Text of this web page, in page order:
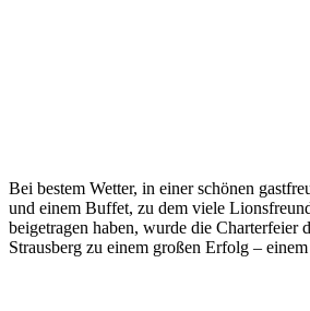
Bei bestem Wetter, in einer schönen
und einem Buffet, zu dem viele
beigetragen haben, wurde die Charterfeier
Strausberg zu einem großen Erfolg –